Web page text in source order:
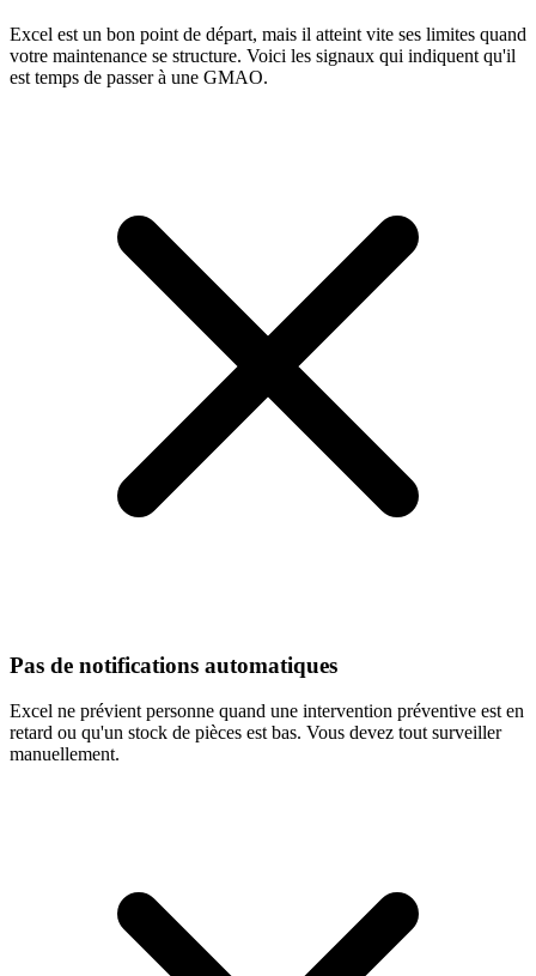
Excel est un bon point de départ, mais il atteint vite ses limites quand
votre maintenance se structure. Voici les signaux qui indiquent qu'il
est temps de passer à une GMAO.
Pas de notifications automatiques
Excel ne prévient personne quand une intervention préventive est en
retard ou qu'un stock de pièces est bas. Vous devez tout surveiller
manuellement.